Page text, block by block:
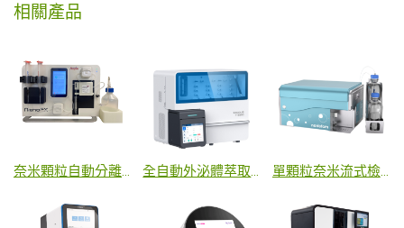
相關產品
奈米顆粒自動分離設備 全自動外泌體萃取系統 單顆粒奈米流式檢測儀